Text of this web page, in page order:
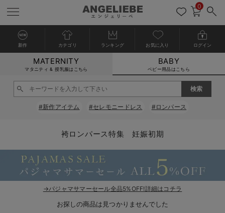
新生児服全て
ベビー服全て
ロンパース・カバーオール
ベビー ブルマ
ベビー スカート
シーズンアイテム全て
ベビー・新生児 寝具全て
ベビーベッド・布団 （ベビー・新生児）
ベビー 雑貨全て
ベビーチェア（ハイローチェア）・ベビーラック
ベビー 雑貨 小物
ベビー安全グッズ
お出かけグッズ全て
ベビー｜季節の特集全て
猛暑からベビーを守るひんやりグッズ
ベビーの動物なりきり特集
ベビー 夏のお役立ちグッズ特集
【素材別】ベビーロンパース特集
アウトレット全て
【アウトレット】ワンピース
【アウトレット】パジャマ
【アウトレット】インナー
【アウトレット】ベビー
特集全て
抗菌防臭加工
コットン素材
再入荷全て
再入荷｜インナー
戻る
送料無料アイテム全て
ワンピース
スカート
パジャマ
インナー
戻る
ブラキャミ おまとめ
MAX55%OFF ブラックフ
戻る
【37周年祭セール】
【37周年祭セール】
戻る
気温差別オススメア
【15℃】3月下旬～
戻る
動きやすく着回しで
戻る
強撚スムース(コスパ
戻る
マタニティウェア
【おまとめ割】パジ
戻る
こだわりの履き心地
カジュアル
オフィス
戻る
ジャケット派
きれいめ美脚パンツ派
ツィード派
王道シンプル派
戻る
出産準備応援割全て
マタニティパジャマ
戻る
【オフィスカジュア
戻る
レギンスタイプ
戻る
【フォーマル】ワン
戻る
【ベビー】長袖
戻る
ハンカチ
短肌着
セット
戻る
快適ウェア10%OFF
快適ウェア10%OFF
戻る
春のマタニティワン
セットアップ・ レイ
ジャンパースカート/
ワーク・オフィス
カジュアル
戻る
Gift Selection 出産
〜3,000円（税込）
10,001円（税込）〜
女の子におススメの
男の子におススメの
戻る
冬の冷え対策インナ
薄くてあったか
保温&リカバリー
レギンス・タイツ
カップ付きインナー
戻る
入院準備の持ち物チ
入院してすぐ使うグ
戻る
冬のあったか特集全て
【冬のあったか特集
【冬のあったか特集
0
新作 カテゴリ ランキング お気に入り ログイン
MATERNITY
マタニティ & 授乳服はこちら
BABY
ベビー用品はこちら
#新作アイテム #セレモニードレス #ロンパース
袴ロンパース特集 妊娠初期
→パジャマサマーセール全品5%OFF!詳細はコチラ
お探しの商品は見つかりませんでした
カートに入れる
閉じる